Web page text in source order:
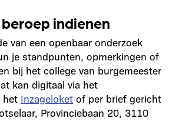
indienen
van een openbaar onderzoek
je standpunten, opmerkingen of
bij het college van burgemeester
kan digitaal via het
het Inzageloket of per brief gericht
Provinciebaan 20, 3110